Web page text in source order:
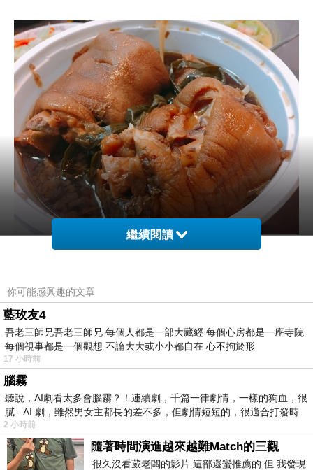
三塊咖提，豬腳醬汁幾乎覆蓋豬腳，讓肉都可以
浸泡在醬汁裡!
繼續閱讀
你可能感興趣的文章
藍玫友4
吾老三師兄吾老三師兄 每個人都是一部大藏經 每個心房都是一座寺院
每個視事都是一個觀想 不論大大或小小都自在 心不拘於形
17 小時前
腦霧
聽說，AI劇看太多會腦霧？！連續劇，千篇一律劇情，一樣的狗血，很
膩...AI 劇，雖然男女主都長的差不多，但劇情短短的，很適合打發時
2 小時前
隨著時間演進越來越難Match的三觀
很久沒看葳老闆的影片 這部還蠻推薦的 但 我發現